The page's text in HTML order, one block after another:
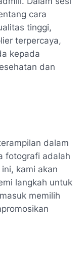
cara
tinggi,
terpercaya,
kepada
dan
dalam
fotografi adalah
kami akan
langkah untuk
memilih